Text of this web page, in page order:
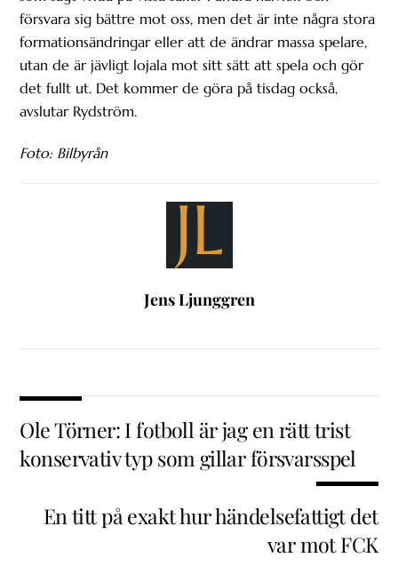
försvara sig bättre mot oss, men det är inte några stora
formationsändringar eller att de ändrar massa spelare,
utan de är jävligt lojala mot sitt sätt att spela och gör
det fullt ut. Det kommer de göra på tisdag också,
avslutar Rydström.
Foto: Bilbyrån
JL
Jens Ljunggren
Ole Törner: I fotboll är jag en rätt trist
konservativ typ som gillar försvarsspel
En titt på exakt hur händelsefattigt det
var mot FCK